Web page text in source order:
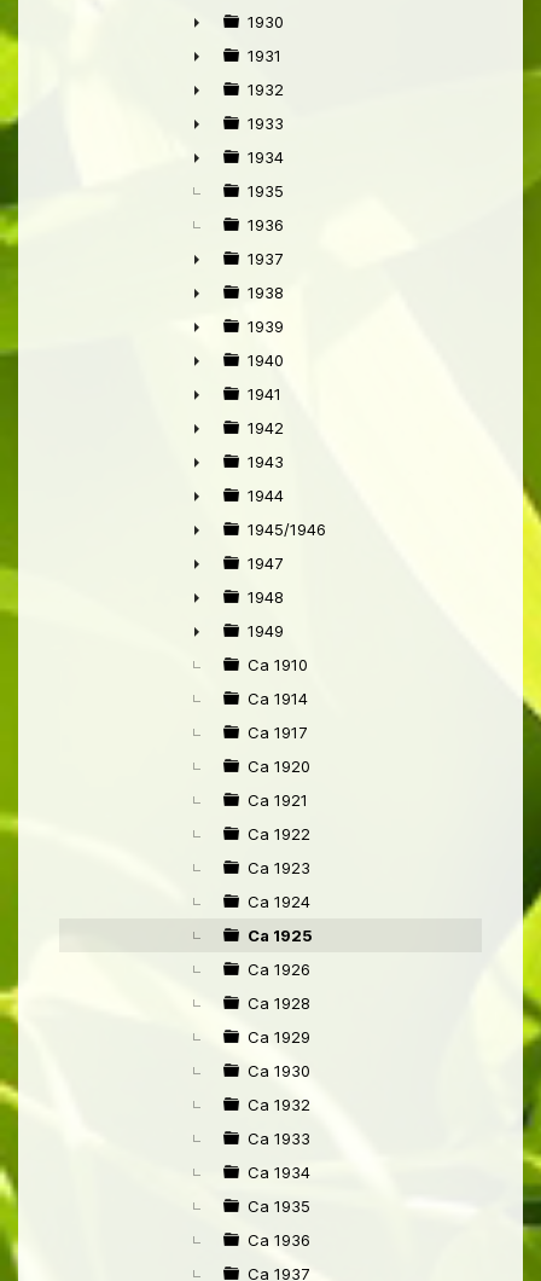
►
1930
►
1931
►
1932
►
1933
►
1934
1935
1936
►
1937
►
1938
►
1939
►
1940
►
1941
►
1942
►
1943
►
1944
►
1945/1946
►
1947
►
1948
►
1949
Ca 1910
Ca 1914
Ca 1917
Ca 1920
Ca 1921
Ca 1922
Ca 1923
Ca 1924
Ca 1925
Ca 1926
Ca 1928
Ca 1929
Ca 1930
Ca 1932
Ca 1933
Ca 1934
Ca 1935
Ca 1936
Ca 1937